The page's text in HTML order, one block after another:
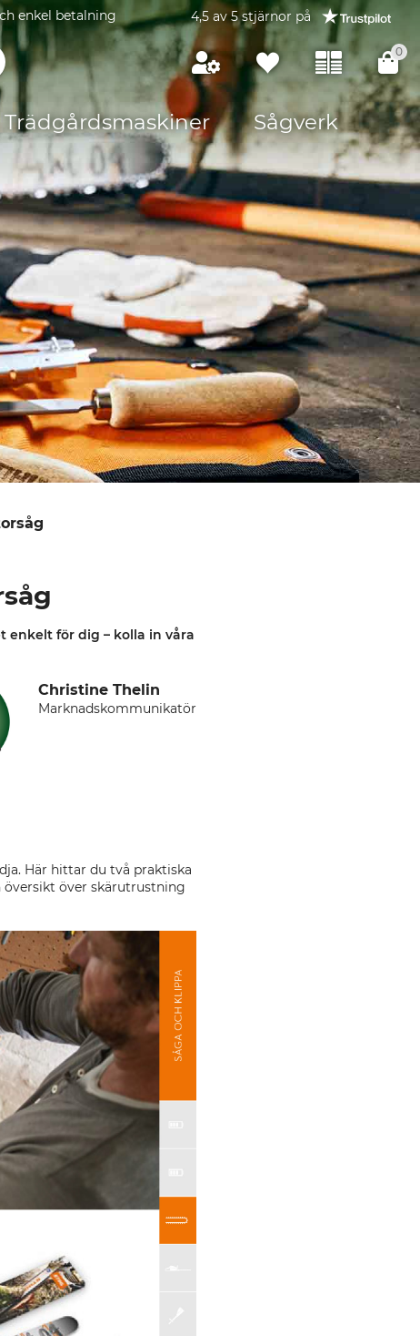
enkel betalning 4,5 av 5 stjärnor på
0
Trädgårdsmaskiner Sågverk
enkelt för dig – kolla in våra
Christine Thelin
Marknadskommunikatör
Här hittar du två praktiska
översikt över skärutrustning